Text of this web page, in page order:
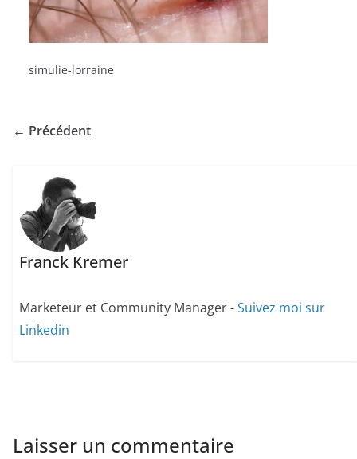
simulie-lorraine
← Précédent
Franck Kremer
Marketeur et Community Manager -Suivez moi sur
Linkedin
Laisser un commentaire